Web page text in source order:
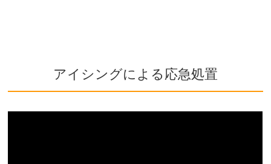
アイシングによる応急処置